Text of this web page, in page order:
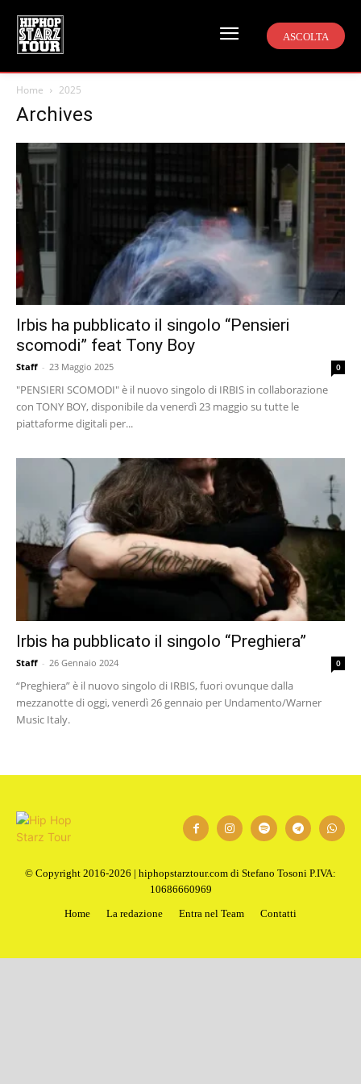
ASCOLTA
Home 2025
Archives
Irbis ha pubblicato il singolo “Pensieri
scomodi” feat Tony Boy
Staff - 23 Maggio 2025 0
"PENSIERI SCOMODI" è il nuovo singolo di IRBIS in collaborazione
con TONY BOY, disponibile da venerdì 23 maggio su tutte le
piattaforme digitali per...
Irbis ha pubblicato il singolo “Preghiera”
Staff - 26 Gennaio 2024 0
“Preghiera” è il nuovo singolo di IRBIS, fuori ovunque dalla
mezzanotte di oggi, venerdì 26 gennaio per Undamento/Warner
Music Italy.
© Copyright 2016-2026 | hiphopstarztour.com di Stefano Tosoni P.IVA:
10686660969
Home
La redazione Entra nel Team Contatti